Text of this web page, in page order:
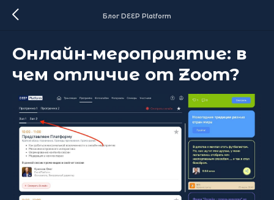
Блог DEEP Platform
Онлайн-мероприятие: в
чем отличие от Zoom?